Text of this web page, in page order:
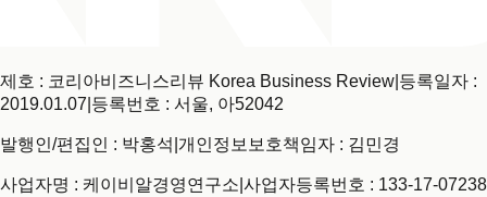
제호 : 코리아비즈니스리뷰 Korea Business Review 등록일자 :
2019.01.07 등록번호 : 서울, 아52042
발행인/편집인 : 박홍석 개인정보보호책임자 : 김민경
사업자명 : 케이비알경영연구소 사업자등록번호 : 133-17-07238